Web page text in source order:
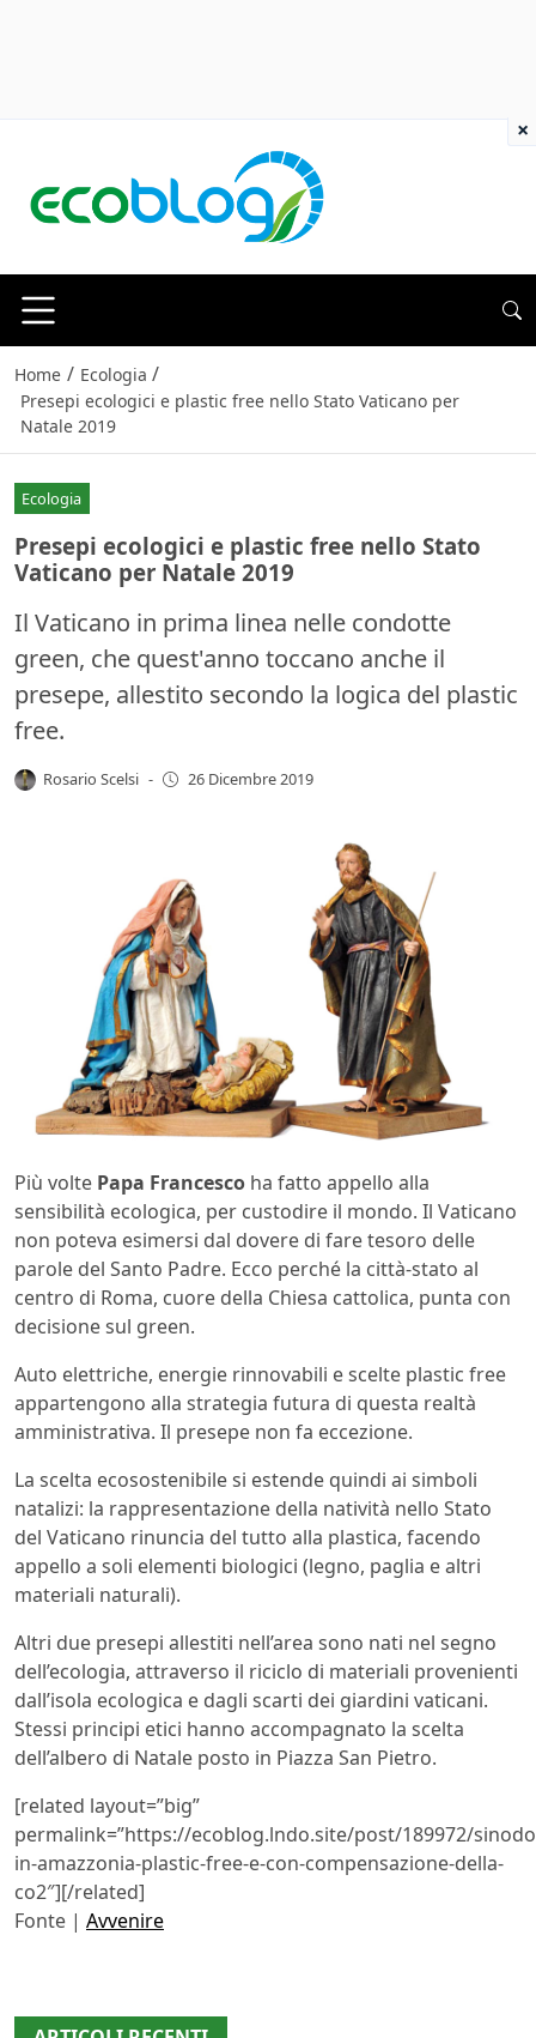
Home / Ecologia /
Presepi ecologici e plastic free nello Stato Vaticano per
Natale 2019
Ecologia
Presepi ecologici e plastic free nello Stato
Vaticano per Natale 2019
Il Vaticano in prima linea nelle condotte
green, che quest'anno toccano anche il
presepe, allestito secondo la logica del plastic
free.
Rosario Scelsi - 26 Dicembre 2019
Più volte Papa Francesco ha fatto appello alla
sensibilità ecologica, per custodire il mondo. Il Vaticano
non poteva esimersi dal dovere di fare tesoro delle
parole del Santo Padre. Ecco perché la città-stato al
centro di Roma, cuore della Chiesa cattolica, punta con
decisione sul green.
Auto elettriche, energie rinnovabili e scelte plastic free
appartengono alla strategia futura di questa realtà
amministrativa. Il presepe non fa eccezione.
La scelta ecosostenibile si estende quindi ai simboli
natalizi: la rappresentazione della natività nello Stato
del Vaticano rinuncia del tutto alla plastica, facendo
appello a soli elementi biologici (legno, paglia e altri
materiali naturali).
Altri due presepi allestiti nell’area sono nati nel segno
dell’ecologia, attraverso il riciclo di materiali provenienti
dall’isola ecologica e dagli scarti dei giardini vaticani.
Stessi principi etici hanno accompagnato la scelta
dell’albero di Natale posto in Piazza San Pietro.
[related layout=”big”
permalink=”https://ecoblog.lndo.site/post/189972/
in-amazzonia-plastic-free-e-con-compensazione-della-
co2″][/related]
Fonte | Avvenire
×